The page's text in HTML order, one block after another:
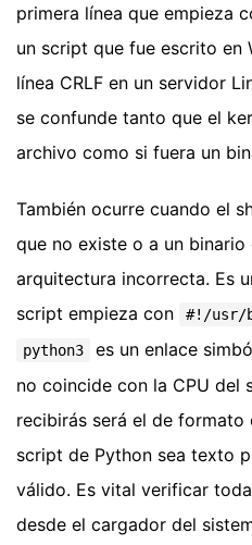
primera línea que empieza
un script que fue escrito en
línea CRLF en un servidor
se confunde tanto que el
archivo como si fuera un
También ocurre cuando el
que no existe o a un binario
arquitectura incorrecta. Es
script empieza con
#!/usr/
python3
es un enlace
no coincide con la CPU del
recibirás será el de formato
script de Python sea texto
válido. Es vital verificar
desde el cargador del